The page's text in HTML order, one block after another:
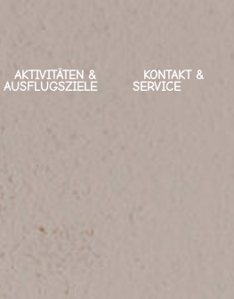
AKTIVITÄTEN &
AUSFLUGSZIELE
KONTAKT &
SERVICE